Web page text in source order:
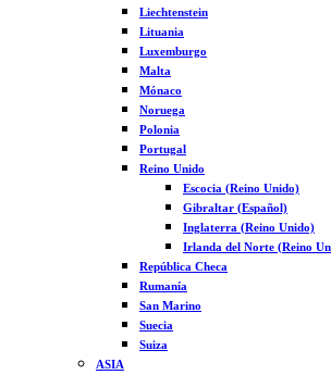
Liechtenstein
Lituania
Luxemburgo
Malta
Mónaco
Noruega
Polonia
Portugal
Reino Unido
Escocia (Reino Unido)
Gibraltar (Español)
Inglaterra (Reino Unido)
Irlanda del Norte (Reino
República Checa
Rumanía
San Marino
Suecia
Suiza
ASIA